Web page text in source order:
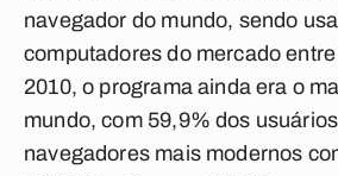
navegador do mundo, sendo
computadores do mercado
2010, o programa ainda era o
mundo, com 59,9% dos
navegadores mais modernos